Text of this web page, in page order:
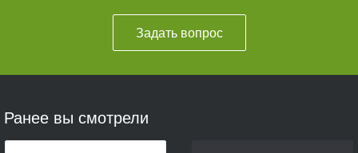
Задать вопрос
Ранее вы смотрели